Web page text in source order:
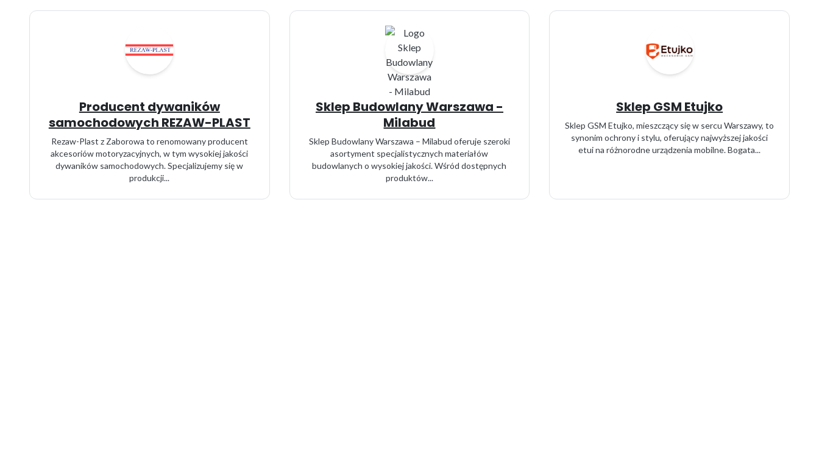
Producent dywaników
samochodowych REZAW-PLAST
Rezaw-Plast z Zaborowa to renomowany producent
akcesoriów motoryzacyjnych, w tym wysokiej jakości
dywaników samochodowych. Specjalizujemy się w
produkcji...
Sklep Budowlany Warszawa -
Milabud
Sklep Budowlany Warszawa – Milabud oferuje szeroki
asortyment specjalistycznych materiałów
budowlanych o wysokiej jakości. Wśród dostępnych
produktów...
Sklep GSM Etujko
Sklep GSM Etujko, mieszczący się w sercu Warszawy, to
synonim ochrony i stylu, oferujący najwyższej jakości
etui na różnorodne urządzenia mobilne. Bogata...